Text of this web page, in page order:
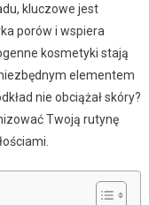
kluczowe jest
porów i wspiera
kosmetyki stają
elementem
nie obciążał skóry?
Twoją rutynę